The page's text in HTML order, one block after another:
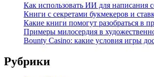
Как использовать ИИ для написания
Книги с секретами букмекеров и
Какие книги помогут разобраться в
Примеры милосердия в
Bounty Casino: какие условия игры
Рубрики